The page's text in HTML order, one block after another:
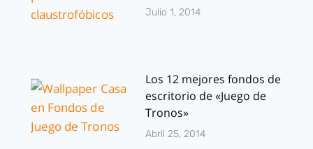
Julio 1, 2014
Los 12 mejores fondos de
escritorio de «Juego de
Tronos»
Abril 25, 2014